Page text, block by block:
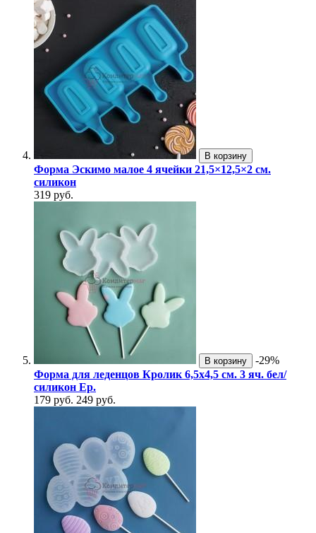
В корзину
Форма Эскимо малое 4 ячейки 21,5×12,5×2 см.
силикон
319 руб.
В корзину
-29%
Форма для леденцов Кролик 6,5х4,5 см. 3 яч. бел/
силикон Ер.
179 руб. 249 руб.